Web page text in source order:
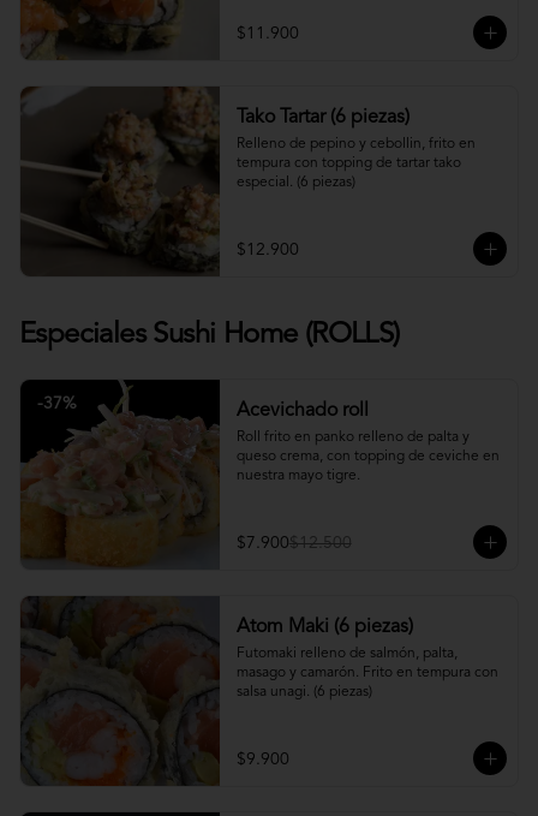
$11.900
Tako Tartar (6 piezas)
Relleno de pepino y cebollin, frito en
tempura con topping de tartar tako
especial. (6 piezas)
$12.900
Especiales Sushi Home (ROLLS)
-37% Acevichado roll
Roll frito en panko relleno de palta y
queso crema, con topping de ceviche en
nuestra mayo tigre.
$7.900$12.500
Atom Maki (6 piezas)
Futomaki relleno de salmón, palta,
masago y camarón. Frito en tempura con
salsa unagi. (6 piezas)
$9.900